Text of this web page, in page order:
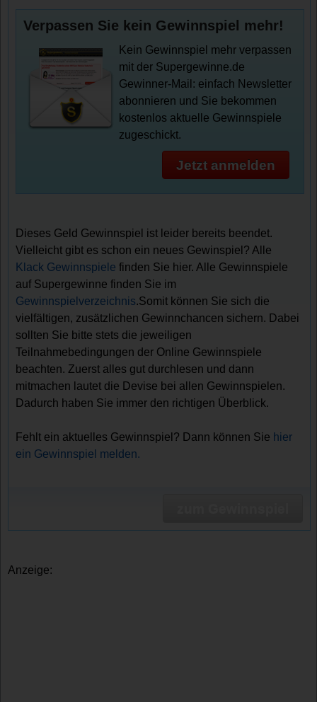
Verpassen Sie kein Gewinnspiel mehr!
Kein Gewinnspiel mehr verpassen
mit der Supergewinne.de
Gewinner-Mail: einfach Newsletter
abonnieren und Sie bekommen
kostenlos aktuelle Gewinnspiele
zugeschickt.
Jetzt anmelden
Dieses Geld Gewinnspiel ist leider bereits beendet.
Vielleicht gibt es schon ein neues Gewinspiel? Alle
Klack Gewinnspiele finden Sie hier. Alle Gewinnspiele
auf Supergewinne finden Sie im
Gewinnspielverzeichnis.Somit können Sie sich die
vielfältigen, zusätzlichen Gewinnchancen sichern. Dabei
sollten Sie bitte stets die jeweiligen
Teilnahmebedingungen der Online Gewinnspiele
beachten. Zuerst alles gut durchlesen und dann
mitmachen lautet die Devise bei allen Gewinnspielen.
Dadurch haben Sie immer den richtigen Überblick.
Fehlt ein aktuelles Gewinnspiel? Dann können Sie hier
ein Gewinnspiel melden.
Anzeige: